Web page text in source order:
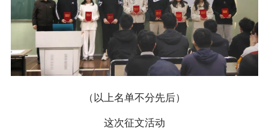
（以上名单不分先后）
这次征文活动